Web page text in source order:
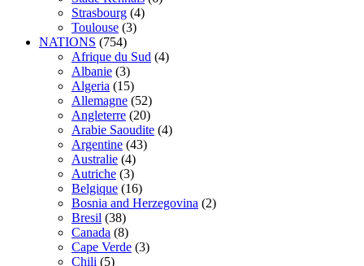
Strasbourg (4)
Toulouse (3)
NATIONS (754)
Afrique du Sud (4)
Albanie (3)
Algeria (15)
Allemagne (52)
Angleterre (20)
Arabie Saoudite (4)
Argentine (43)
Australie (4)
Autriche (3)
Belgique (16)
Bosnia and Herzegovina (2)
Bresil (38)
Canada (8)
Cape Verde (3)
Chili (5)